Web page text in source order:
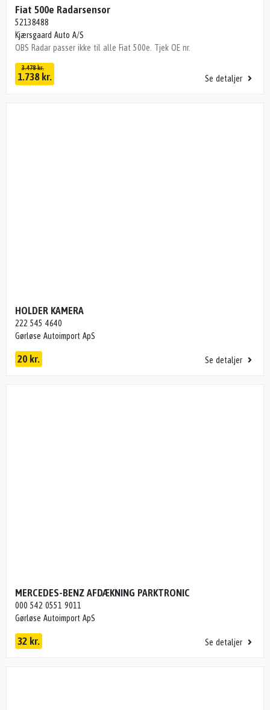
Fiat 500e Radarsensor
52138488
Kjærsgaard Auto A/S
OBS Radar passer ikke til alle Fiat 500e. Tjek OE nr.
3.478 kr.
1.738 kr. Se detaljer
HOLDER KAMERA
222 545 4640
Gørløse Autoimport ApS
20 kr. Se detaljer
MERCEDES-BENZ AFDÆKNING PARKTRONIC
000 542 0551 9011
Gørløse Autoimport ApS
32 kr. Se detaljer